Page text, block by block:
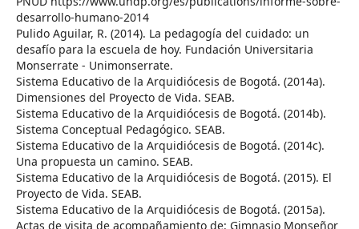
desarrollo-humano-2014
Pulido Aguilar, R. (2014). La pedagogía del cuidado: un
desafío para la escuela de hoy. Fundación Universitaria
Monserrate - Unimonserrate.
Sistema Educativo de la Arquidiócesis de Bogotá. (2014a).
Dimensiones del Proyecto de Vida. SEAB.
Sistema Educativo de la Arquidiócesis de Bogotá. (2014b).
Sistema Conceptual Pedagógico. SEAB.
Sistema Educativo de la Arquidiócesis de Bogotá. (2014c).
Una propuesta un camino. SEAB.
Sistema Educativo de la Arquidiócesis de Bogotá. (2015). El
Proyecto de Vida. SEAB.
Sistema Educativo de la Arquidiócesis de Bogotá. (2015a).
Actas de visita de acompañamiento de: Gimnasio Monseñor